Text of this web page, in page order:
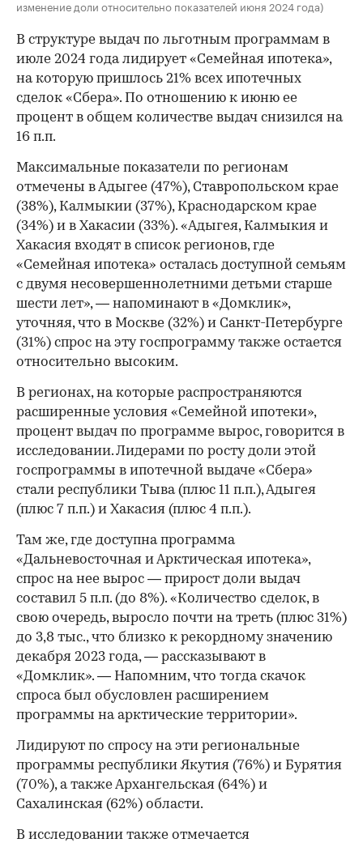
изменение доли относительно показателей июня 2024 года)
В структуре выдач по льготным программам в
июле 2024 года лидирует «Семейная ипотека»,
на которую пришлось 21% всех ипотечных
сделок «Сбера». По отношению к июню ее
процент в общем количестве выдач снизился на
16 п.п.
Максимальные показатели по регионам
отмечены в Адыгее (47%), Ставропольском крае
(38%), Калмыкии (37%), Краснодарском крае
(34%) и в Хакасии (33%). «Адыгея, Калмыкия и
Хакасия входят в список регионов, где
«Семейная ипотека» осталась доступной семьям
с двумя несовершеннолетними детьми старше
шести лет», — напоминают в «Домклик»,
уточняя, что в Москве (32%) и Санкт-Петербурге
(31%) спрос на эту госпрограмму также остается
относительно высоким.
В регионах, на которые распространяются
расширенные условия «Семейной ипотеки»,
процент выдач по программе вырос, говорится в
исследовании. Лидерами по росту доли этой
госпрограммы в ипотечной выдаче «Сбера»
стали республики Тыва (плюс 11 п.п.), Адыгея
(плюс 7 п.п.) и Хакасия (плюс 4 п.п.).
Там же, где доступна программа
«Дальневосточная и Арктическая ипотека»,
спрос на нее вырос — прирост доли выдач
составил 5 п.п. (до 8%). «Количество сделок, в
свою очередь, выросло почти на треть (плюс 31%)
до 3,8 тыс., что близко к рекордному значению
декабря 2023 года, — рассказывают в
«Домклик». — Напомним, что тогда скачок
спроса был обусловлен расширением
программы на арктические территории».
Лидируют по спросу на эти региональные
программы республики Якутия (76%) и Бурятия
(70%), а также Архангельская (64%) и
Сахалинская (62%) области.
В исследовании также отмечается